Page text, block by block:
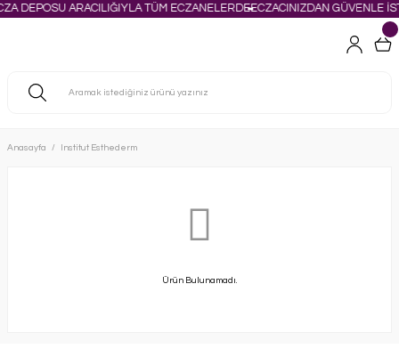
DEPOSU ARACILIĞIYLA TÜM ECZANELERDEECZACINIZDAN GÜVENLE
Anasayfa Institut Esthederm
Ürün Bulunamadı.